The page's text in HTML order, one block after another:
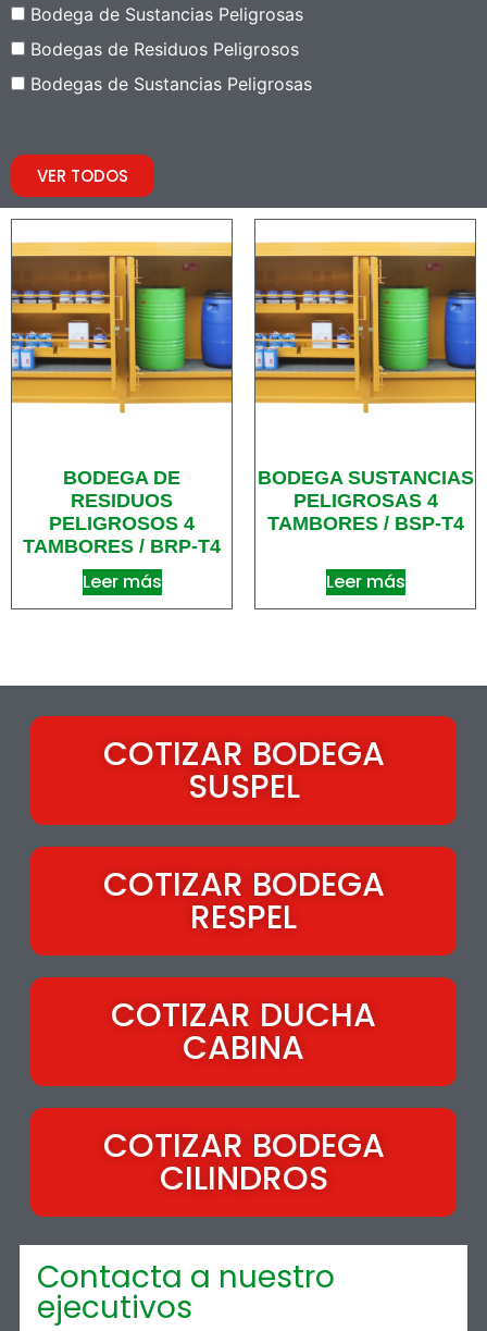
Bodega de Sustancias Peligrosas
Bodegas de Residuos Peligrosos
Bodegas de Sustancias Peligrosas
VER TODOS
BODEGA DE
RESIDUOS
PELIGROSOS 4
TAMBORES / BRP-T4
Leer más
BODEGA SUSTANCIAS
PELIGROSAS 4
TAMBORES / BSP-T4
Leer más
COTIZAR BODEGA
SUSPEL
COTIZAR BODEGA
RESPEL
COTIZAR DUCHA
CABINA
COTIZAR BODEGA
CILINDROS
Contacta a nuestro
ejecutivos